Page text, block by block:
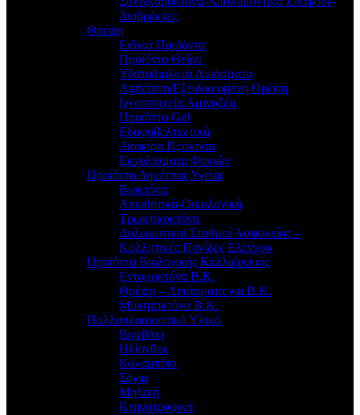
Διαβρέκτες
Θρέψη
Ειδικά Προϊόντα
Προϊόντα Θείου
Υδατοδιαλυτά Λιπάσματα
Agrichem/Εξειδικευμένη Θρέψη
Ιχνοστοιχεία Αμινοξέα
Προϊόντα Gel
Εδαφοβελτιωτικά
Διάφορα Προϊόντα
Εκχυλίσματα Φυκιών
Προϊόντα Δημόσιας Υγείας
Βιοκτόνα
Απωθητικά-Οικολογικά
Τρωκτικοκτόνα
Δολωματικοί Σταθμοί Ασφαλείας –
Κολλητικές Παγίδες Ελέγχου
Προϊόντα Βιολογικής Καλλιέργειας
Εντομοκτόνα Β.Κ.
Θρέψη – Λιπάσματα για Β.Κ.
Μυκητοκτόνα Β.Κ.
Πολλαπλασιαστικό Υλικό
Βαμβάκι
Ηλίανθος
Καλαμπόκι
Σόγια
Μηδική
Κτηνοτροφικά